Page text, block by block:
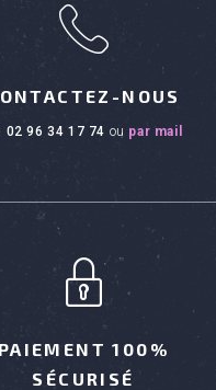
h
NOUS
02 96 34 17 74 ou par mail
PAIEMENT 100%
SÉCURISÉ